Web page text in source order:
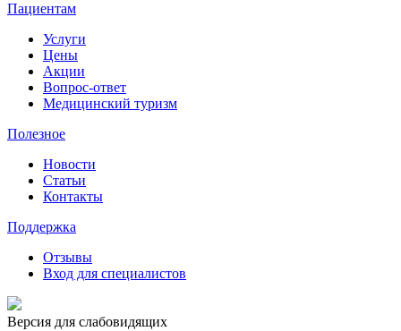
Пациентам
Услуги
Цены
Акции
Вопрос-ответ
Медицинский туризм
Полезное
Новости
Статьи
Контакты
Поддержка
Отзывы
Вход для специалистов
Версия для слабовидящих